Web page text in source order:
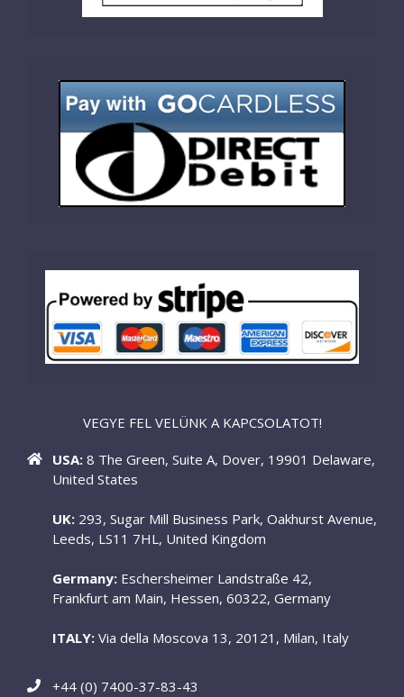
VEGYE FEL VELÜNK A KAPCSOLATOT!
USA: 8 The Green, Suite A, Dover, 19901 Delaware,
United States
UK: 293, Sugar Mill Business Park, Oakhurst Avenue,
Leeds, LS11 7HL, United Kingdom
Germany: Eschersheimer Landstraße 42,
Frankfurt am Main, Hessen, 60322, Germany
ITALY: Via della Moscova 13, 20121, Milan, Italy
+44 (0) 7400-37-83-43